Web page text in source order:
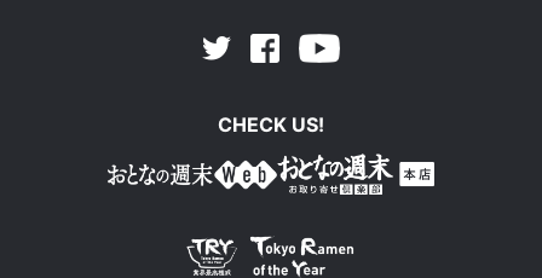
Twitter Facebook
CHECK US!